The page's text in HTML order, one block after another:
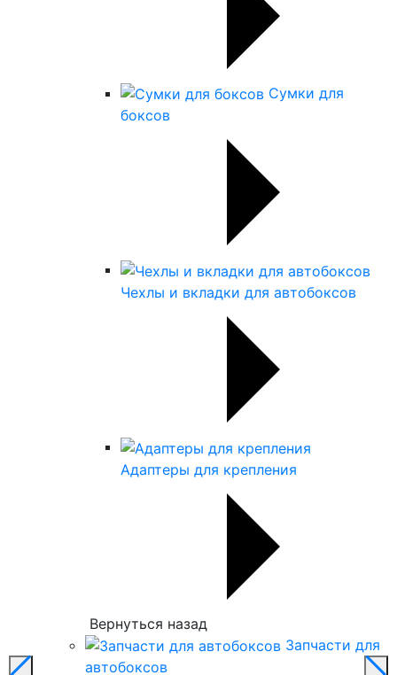
Сумки для
боксов
Чехлы и вкладки для автобоксов
Адаптеры для крепления
Вернуться назад
Запчасти для
автобоксов